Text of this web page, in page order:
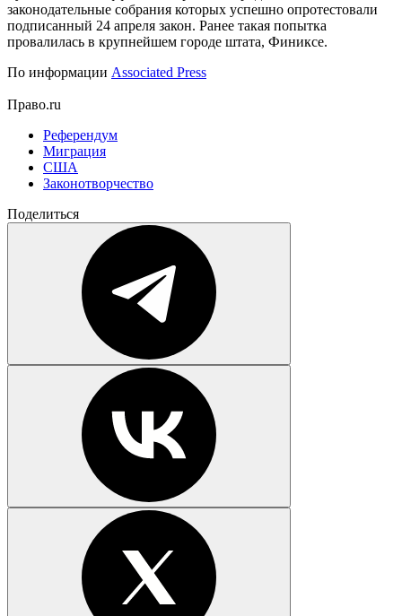
законодательные собрания которых успешно опротестовали
подписанный 24 апреля закон. Ранее такая попытка
провалилась в крупнейшем городе штата, Финиксе.
По информации Associated Press
Право.ru
Референдум
Миграция
США
Законотворчество
Поделиться